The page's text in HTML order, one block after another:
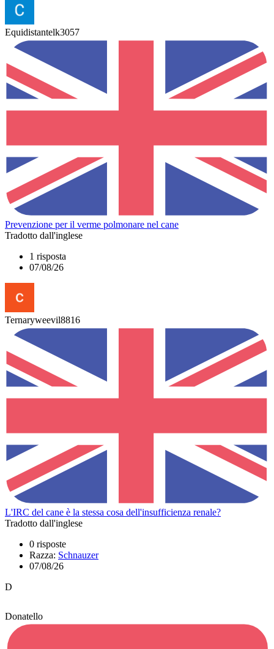
Equidistantelk3057
Prevenzione per il verme polmonare nel cane
Tradotto dall'inglese
1 risposta
07/08/26
Ternaryweevil8816
L'IRC del cane è la stessa cosa dell'insufficienza renale?
Tradotto dall'inglese
0 risposte
Razza: Schnauzer
07/08/26
D
Donatello